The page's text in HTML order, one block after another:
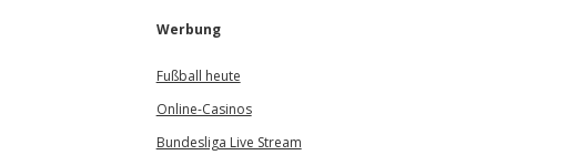
Werbung
Fußball heute
Online-Casinos
Bundesliga Live Stream